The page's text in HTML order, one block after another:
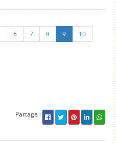
6 7 8 9
10
Partage :